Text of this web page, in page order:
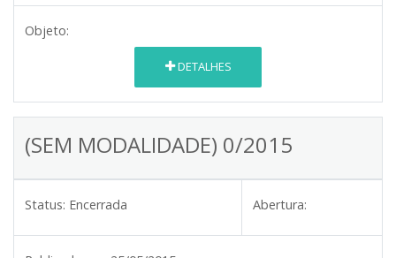
Objeto:
DETALHES
(SEM MODALIDADE) 0/2015
Status: Encerrada Abertura: